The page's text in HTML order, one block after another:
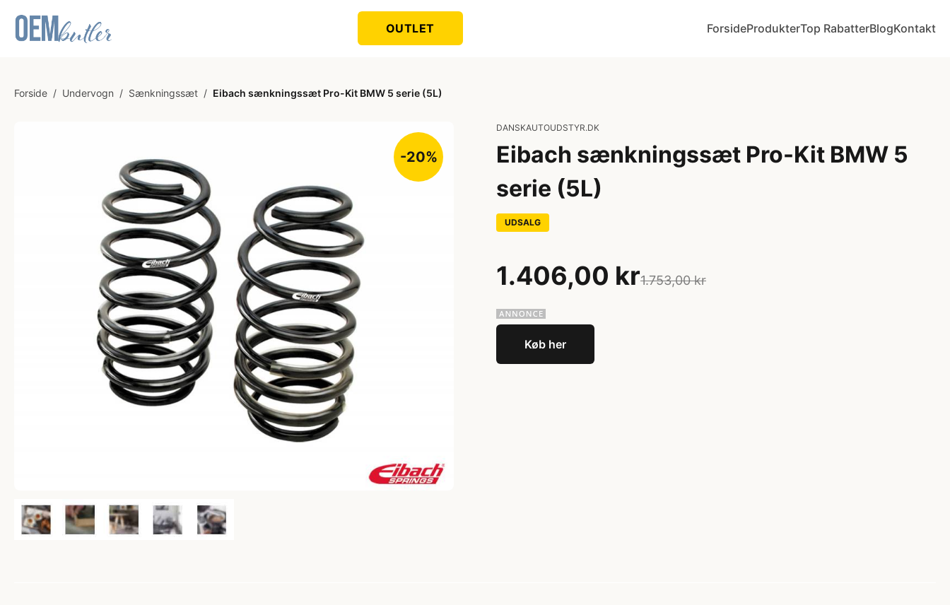
OUTLET ForsideProdukterTop RabatterBlogKontakt
Forside / Undervogn / Sænkningssæt / Eibach sænkningssæt Pro-Kit BMW 5 serie (5L)
-20%
DANSKAUTOUDSTYR.DK
Eibach sænkningssæt Pro-Kit BMW 5
serie (5L)
UDSALG
1.406,00 kr1.753,00 kr
Køb her